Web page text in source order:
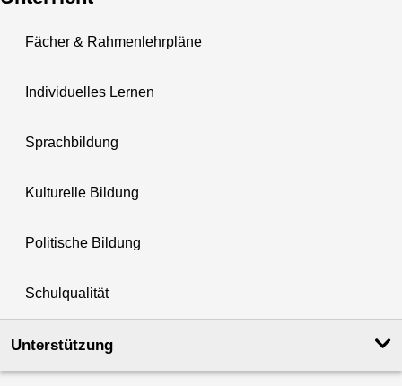
Fächer & Rahmenlehrpläne
Individuelles Lernen
Sprachbildung
Kulturelle Bildung
Politische Bildung
Schulqualität
Unterstützung